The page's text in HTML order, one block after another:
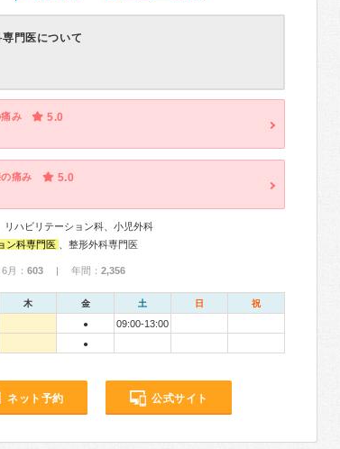
門医について
み 5.0
痛み 5.0
リハビリテーション科、小児外科
ン科専門医 、整形外科専門医
： 603 | 年間： 2,356
木 金 土 日 祝
●
09:00-13:00
●
ネット予約 公式サイト